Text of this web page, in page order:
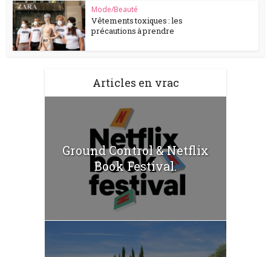
Mode/Beauté
Vêtements toxiques : les
précautions à prendre
Articles en vrac
Ground Control & Netflix
Book Festival.